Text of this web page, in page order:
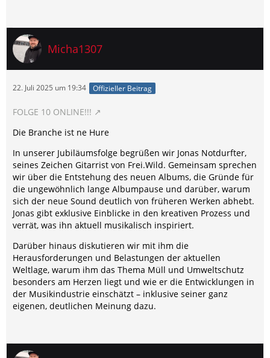
Micha1307
22. Juli 2025 um 19:34 Offizieller Beitrag
FOLGE 10 ONLINE!!!
Die Branche ist ne Hure
In unserer Jubiläumsfolge begrüßen wir Jonas Notdurfter,
seines Zeichen Gitarrist von Frei.Wild. Gemeinsam sprechen
wir über die Entstehung des neuen Albums, die Gründe für
die ungewöhnlich lange Albumpause und darüber, warum
sich der neue Sound deutlich von früheren Werken abhebt.
Jonas gibt exklusive Einblicke in den kreativen Prozess und
verrät, was ihn aktuell musikalisch inspiriert.
Darüber hinaus diskutieren wir mit ihm die
Herausforderungen und Belastungen der aktuellen
Weltlage, warum ihm das Thema Müll und Umweltschutz
besonders am Herzen liegt und wie er die Entwicklungen in
der Musikindustrie einschätzt – inklusive seiner ganz
eigenen, deutlichen Meinung dazu.